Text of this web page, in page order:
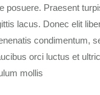
posuere. Praesent
lacus. Donec elit
condimentum,
orci luctus et
mollis